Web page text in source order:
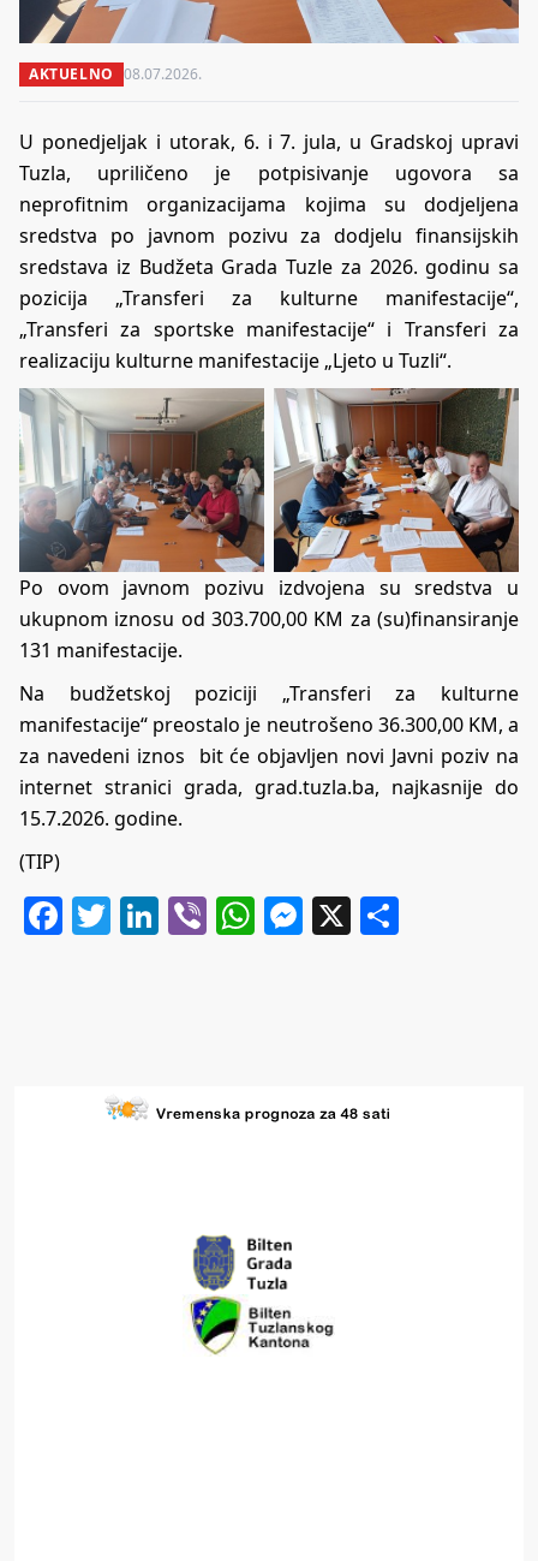
AKTUELNO 08.07.2026.
U ponedjeljak i utorak, 6. i 7. jula, u Gradskoj upravi
Tuzla, upriličeno je potpisivanje ugovora sa
neprofitnim organizacijama kojima su dodjeljena
sredstva po javnom pozivu za dodjelu finansijskih
sredstava iz Budžeta Grada Tuzle za 2026. godinu sa
pozicija „Transferi za kulturne manifestacije“,
„Transferi za sportske manifestacije“ i Transferi za
realizaciju kulturne manifestacije „Ljeto u Tuzli“.
Po ovom javnom pozivu izdvojena su sredstva u
ukupnom iznosu od 303.700,00 KM za (su)finansiranje
131 manifestacije.
Na budžetskoj poziciji „Transferi za kulturne
manifestacije“ preostalo je neutrošeno 36.300,00 KM, a
za navedeni iznos bit će objavljen novi Javni poziv na
internet stranici grada, grad.tuzla.ba, najkasnije do
15.7.2026. godine.
(TIP)
Facebook
Twitter
LinkedIn
ViberWhatsApp
Messenger
X